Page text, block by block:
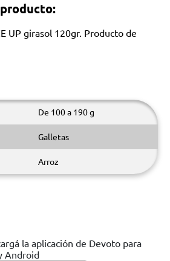
UP girasol 120gr. Producto de
De 100 a 190 g
Galletas
Arroz
la aplicación de Devoto para
Android